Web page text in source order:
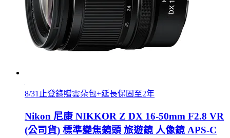
8/31止登錄贈雲朵包+延長保固至2年
Nikon 尼康 NIKKOR Z DX 16-50mm F2.8 VR
(公司貨) 標準變焦鏡頭 旅遊鏡 人像鏡 APS-C